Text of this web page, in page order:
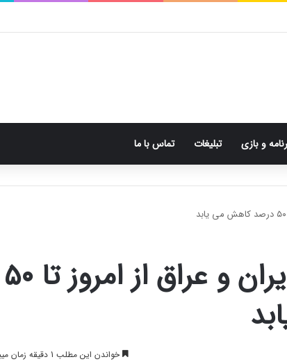
و بازی تبلیغات تماس با ما
تعرفه مکالمه بین ایران و عراق از امروز تا ۵۰
خواندن این مطلب 1 دقیقه زمان میبرد